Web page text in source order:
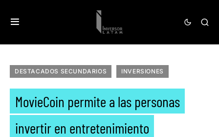
DESTACADOS SECUNDARIOS INVERSIONES
MovieCoin permite a las personas
invertir en entretenimiento